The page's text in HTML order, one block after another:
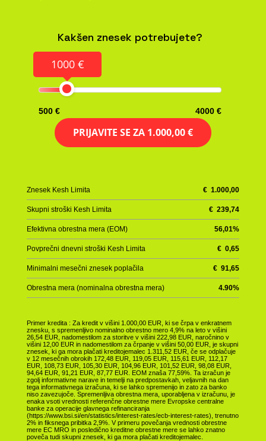
Kakšen znesek potrebujete?
1000 €
500 € 4000 €
PRIJAVITE SE ZA 1.000,00 €
Znesek Kesh Limita €1.000,00
Skupni stroški Kesh Limita €239,74
Efektivna obrestna mera (EOM) 56,01%
Povprečni dnevni stroški Kesh Limita €0,65
Minimalni mesečni znesek poplačila €91,65
Obrestna mera (nominalna obrestna mera) 4.90%
Primer kredita : Za kredit v višini 1.000,00 EUR, ki se črpa v enkratnem
znesku, s spremenljivo nominalno obrestno mero 4,9% na leto v višini
26,54 EUR, nadomestilom za storitve v višini 222,98 EUR, naročnino v
višini 12,00 EUR in nadomestilom za črpanje v višini 50,00 EUR, je skupni
znesek, ki ga mora plačati kreditojemalec 1.311,52 EUR, če se odplačuje
v 12 mesečnih obrokih 172,48 EUR, 119,05 EUR, 115,61 EUR, 112,17
EUR, 108,73 EUR, 105,30 EUR, 104,96 EUR, 101,52 EUR, 98,08 EUR,
94,64 EUR, 91,21 EUR, 87,77 EUR. EOM znaša 77,59%. Ta izračun je
zgolj informativne narave in temelji na predpostavkah, veljavnih na dan
tega informativnega izračuna, ki se lahko spremenijo in zato za banko
niso zavezujoče. Spremenljiva obrestna mera, uporabljena v izračunu, je
enaka vsoti vrednosti referenčne obrestne mere Evropske centralne
banke za operacije glavnega refinanciranja
(https://www.bsi.si/en/statistics/interest-rates/ecb-interest-rates), trenutno
2% in fiksnega pribitka 2,9%. V primeru povečanja vrednosti obrestne
mere EC MRO in posledično kreditne obrestne mere se lahko znatno
poveča tudi skupni znesek, ki ga mora plačati kreditojemalec.